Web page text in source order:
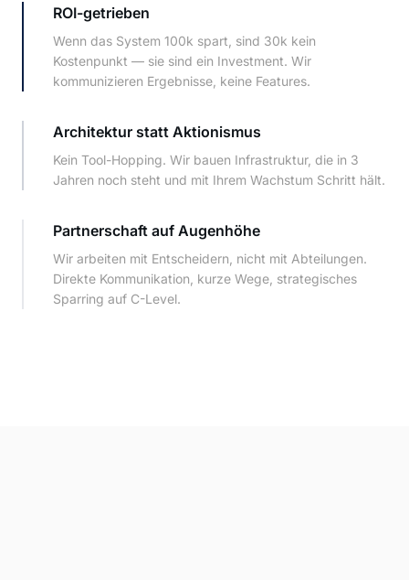
ROI-getrieben
Wenn das System 100k spart, sind 30k kein
Kostenpunkt — sie sind ein Investment. Wir
kommunizieren Ergebnisse, keine Features.
Architektur statt Aktionismus
Kein Tool-Hopping. Wir bauen Infrastruktur, die in 3
Jahren noch steht und mit Ihrem Wachstum Schritt hält.
Partnerschaft auf Augenhöhe
Wir arbeiten mit Entscheidern, nicht mit Abteilungen.
Direkte Kommunikation, kurze Wege, strategisches
Sparring auf C-Level.